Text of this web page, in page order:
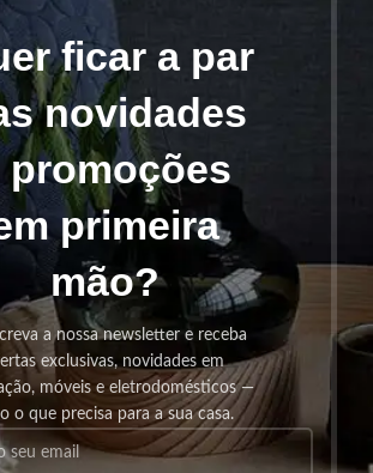
ficar a par
novidades
promoções
primeira
mão?
a nossa newsletter e receba
exclusivas, novidades em
móveis e eletrodomésticos —
o que precisa para a sua casa.